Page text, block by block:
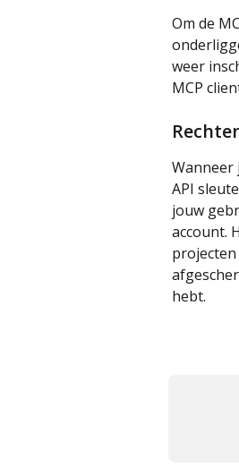
Om de
weer
MCP
Wanneer
API
jouw
account.
projecten
hebt.